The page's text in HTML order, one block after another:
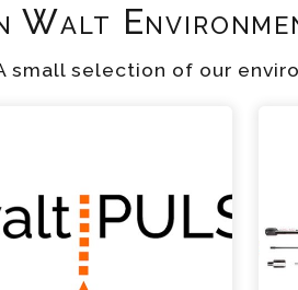
Walt
small selection of our